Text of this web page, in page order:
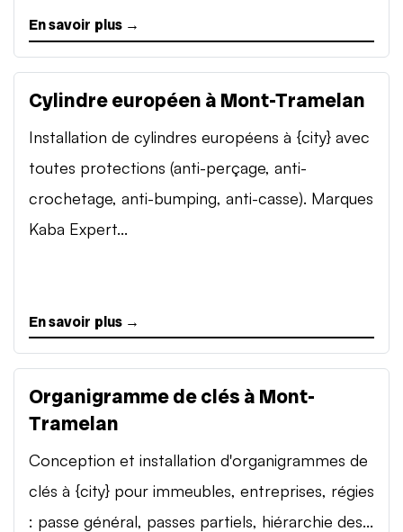
En savoir plus →
Cylindre européen à Mont-Tramelan
Installation de cylindres européens à {city} avec
toutes protections (anti-perçage, anti-
crochetage, anti-bumping, anti-casse). Marques
Kaba Expert...
En savoir plus →
Organigramme de clés à Mont-
Tramelan
Conception et installation d'organigrammes de
clés à {city} pour immeubles, entreprises, régies
: passe général, passes partiels, hiérarchie des...